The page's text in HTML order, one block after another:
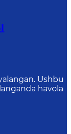
Ushbu
havola